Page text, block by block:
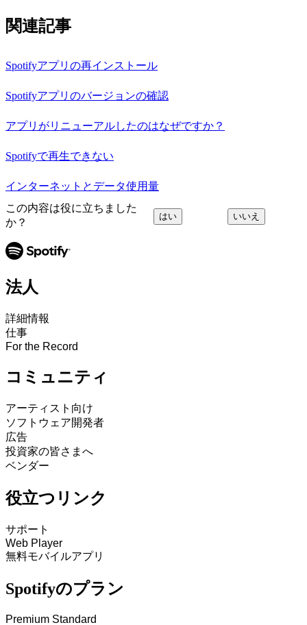
関連記事
Spotifyアプリの再インストール
Spotifyアプリのバージョンの確認
アプリがリニューアルしたのはなぜですか？
Spotifyで再生できない
インターネットとデータ使用量
この内容は役に立ちました
か？
はい いいえ
法人
詳細情報
仕事
For the Record
コミュニティ
アーティスト向け
ソフトウェア開発者
広告
投資家の皆さまへ
ベンダー
役立つリンク
サポート
Web Player
無料モバイルアプリ
Spotifyのプラン
Premium Standard